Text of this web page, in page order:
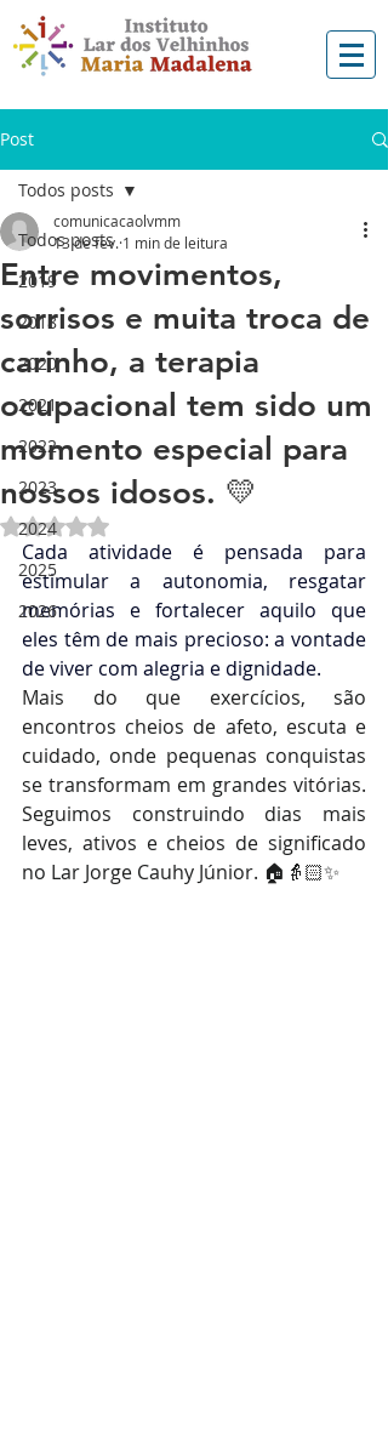
Post
Todos posts
2019
2018
2020
2021
2022
2023
2024
2025
2026
Todos posts
Entre movimentos,
sorrisos e muita troca de
carinho, a terapia
ocupacional tem sido um
momento especial para
nossos idosos. 💛
comunicacaolvmm
13 de fev. 1 min de leitura
Avaliado com NaN de 5 estrelas.
Cada atividade é pensada para
estimular a autonomia, resgatar
memórias e fortalecer aquilo que
eles têm de mais precioso: a vontade
de viver com alegria e dignidade.
Mais do que exercícios, são
encontros cheios de afeto, escuta e
cuidado, onde pequenas conquistas
se transformam em grandes vitórias.
Seguimos construindo dias mais
leves, ativos e cheios de significado
no Lar Jorge Cauhy Júnior. 🏠👵🏻✨